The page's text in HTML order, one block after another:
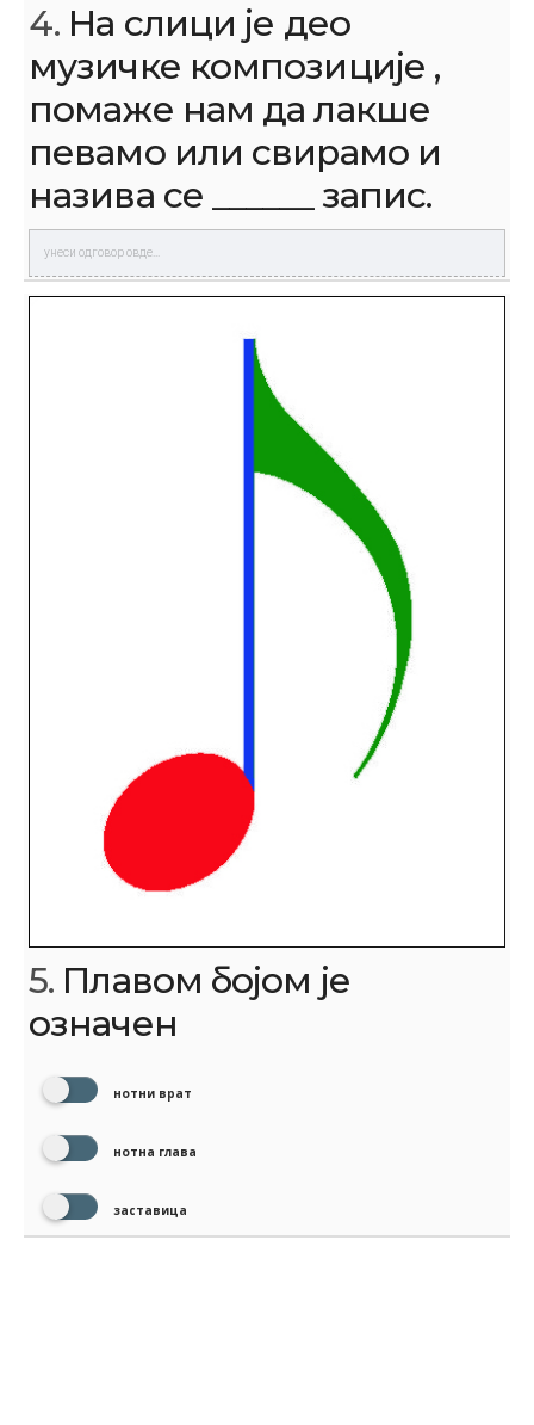
4. На слици је део
музичке композиције ,
помаже нам да лакше
певамо или свирамо и
назива се ______ запис.
5. Плавом бојом је
означен
нотни врат
нотна глава
заставица